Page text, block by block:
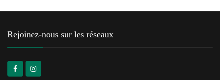
Rejoinez-nous sur les réseaux